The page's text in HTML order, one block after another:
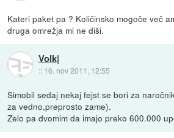
Kateri paket pa ? Količinsko mogoče več
druga omrežja mi ne diši.
Volk|
:: 16. nov 2011, 12:55
Simobil sedaj nekaj fejst se bori za
za vedno,preprosto zame).
Zelo pa dvomim da imajo preko 600.000